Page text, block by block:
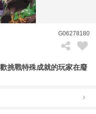
G06278180
挑戰特殊成就的玩家在廢